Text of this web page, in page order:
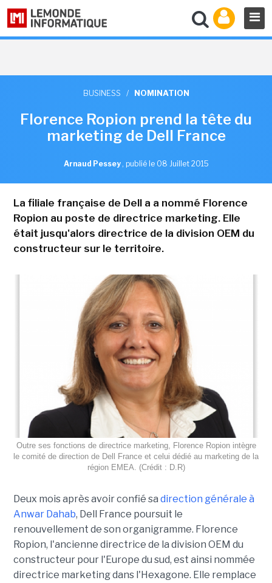
BUSINESS / NOMINATION
Florence Ropion prend la tête du
marketing de Dell France
Arnaud Pessey , publié le 08 Juillet 2015
La filiale française de Dell a a nommé Florence
Ropion au poste de directrice marketing. Elle
était jusqu'alors directrice de la division OEM du
constructeur sur le territoire.
Outre ses fonctions de directrice marketing, Florence Ropion intègre
le comité de direction de Dell France et celui dédié au marketing de la
région EMEA. (Crédit : D.R)
Deux mois après avoir confié sa direction générale à
Anwar Dahab, Dell France poursuit le
renouvellement de son organigramme. Florence
Ropion, l'ancienne directrice de la division OEM du
constructeur pour l'Europe du sud, est ainsi nommée
directrice marketing dans l'Hexagone. Elle remplace